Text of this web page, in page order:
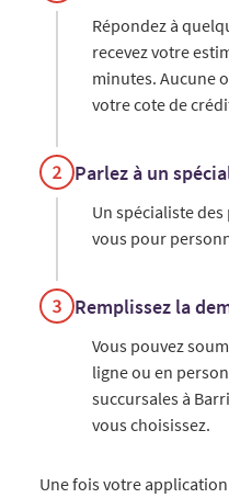
Répondez à
recevez votre
minutes. Aucune
votre cote de
Parlez à un
Un spécialiste
vous pour
Remplissez la
Vous pouvez
ligne ou en
succursales à
vous choisissez.
Une fois votre